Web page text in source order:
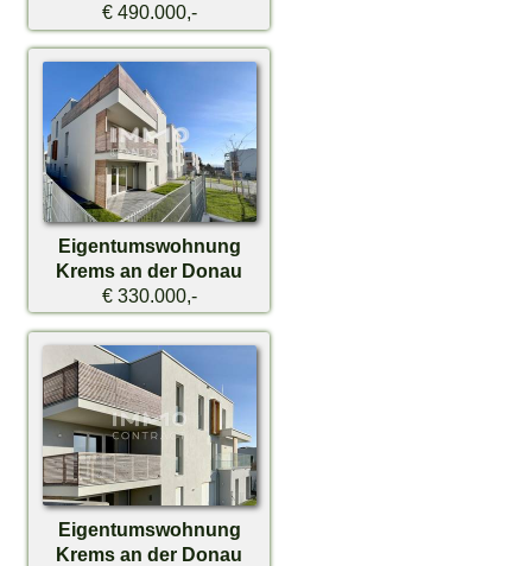
€ 490.000,-
Eigentumswohnung
Krems an der Donau
€ 330.000,-
Eigentumswohnung
Krems an der Donau